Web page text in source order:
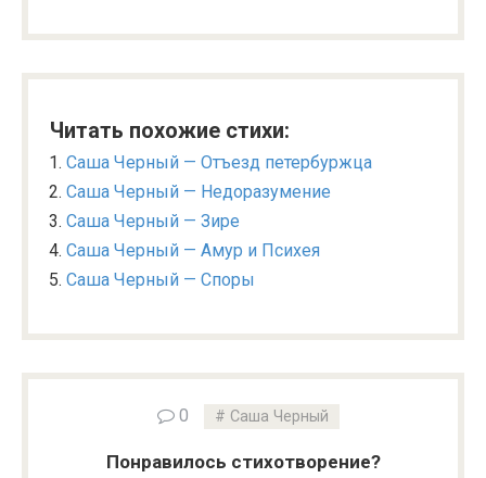
Читать похожие стихи:
Саша Черный — Отъезд петербуржца
Саша Черный — Недоразумение
Саша Черный — Зире
Саша Черный — Амур и Психея
Саша Черный — Споры
0 Саша Черный
Понравилось стихотворение?